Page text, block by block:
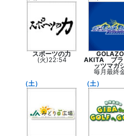
スポーツの力
(火)22:54
AKITA ブラ
ッツマガ
毎月最終
（土） （土）